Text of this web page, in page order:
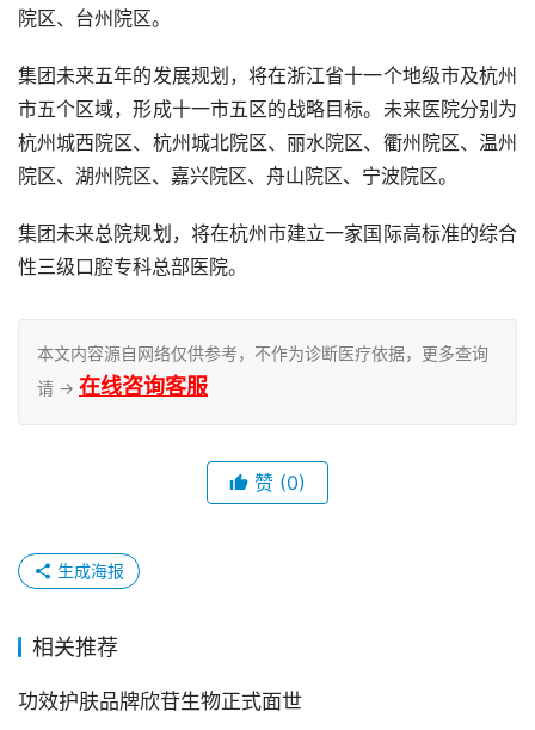
院区、台州院区。
集团未来五年的发展规划，将在浙江省十一个地级市及杭州
市五个区域，形成十一市五区的战略目标。未来医院分别为
杭州城西院区、杭州城北院区、丽水院区、衢州院区、温州
院区、湖州院区、嘉兴院区、舟山院区、宁波院区。
集团未来总院规划，将在杭州市建立一家国际高标准的综合
性三级口腔专科总部医院。
本文内容源自网络仅供参考，不作为诊断医疗依据，更多查询
请 → 在线咨询客服
赞 (0)
生成海报
相关推荐
功效护肤品牌欣苷生物正式面世